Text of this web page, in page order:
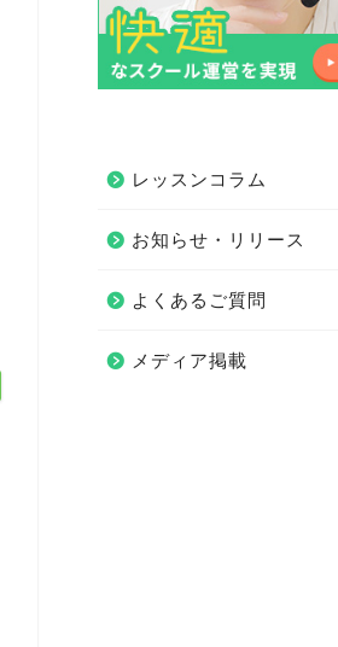
レッスンコラム
お知らせ・リリース
よくあるご質問
メディア掲載